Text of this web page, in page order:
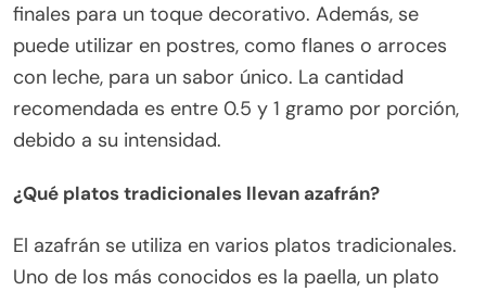
finales para un toque decorativo. Además, se
puede utilizar en postres, como flanes o arroces
con leche, para un sabor único. La cantidad
recomendada es entre 0.5 y 1 gramo por porción,
debido a su intensidad.
¿Qué platos tradicionales llevan azafrán?
El azafrán se utiliza en varios platos tradicionales.
Uno de los más conocidos es la paella, un plato